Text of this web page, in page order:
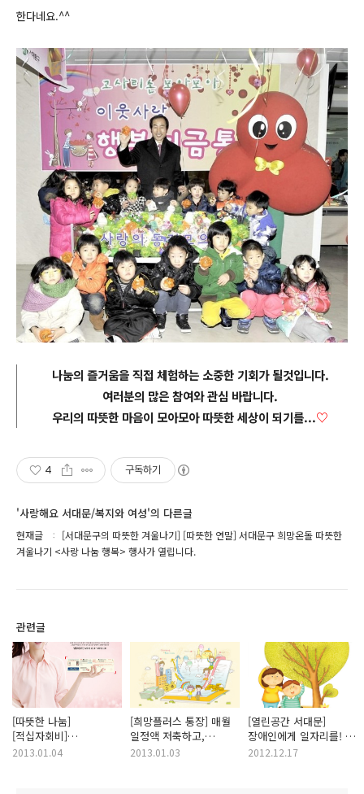
한다네요.^^
나눔의 즐거움을 직접 체험하는 소중한 기회가 될것입니다.
여러분의 많은 참여와 관심 바랍니다.
우리의 따뜻한 마음이 모아모아 따뜻한 세상이 되기를...♡
4 구독하기
'사랑해요 서대문/복지와 여성'의 다른글
현재글
[서대문구의 따뜻한 겨울나기] [따뜻한 연말] 서대문구 희망온돌 따뜻한
겨울나기 <사랑 나눔 행복> 행사가 열립니다.
관련글
[따뜻한 나눔]
[적십자회비]
적십자회비, 함께하는
2013.01.04
[희망플러스 통장] 매월
일정액 저축하고,
액수만큼 추가 적립되는
2013.01.03
[열린공간 서대문]
장애인에게 일자리를! <
장애인행정도우미를
2012.12.17